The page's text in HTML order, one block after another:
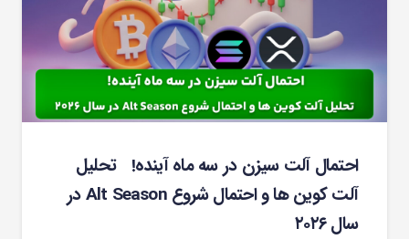
احتمال آلت سیزن در سه ماه آینده! تحلیل
آلت کوین ها و احتمال شروع Alt Season در
سال ۲۰۲۶